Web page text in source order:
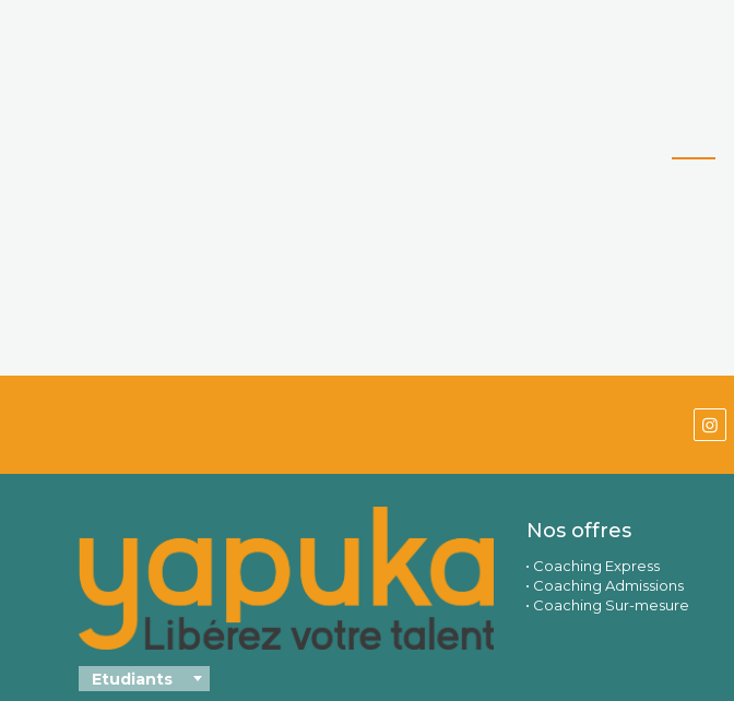
Nos offres
Coaching Express
Coaching Admissions
Coaching Sur-mesure